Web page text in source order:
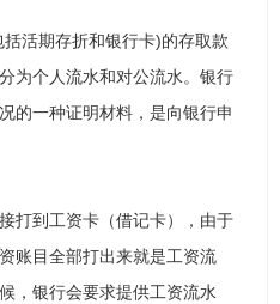
活期存折和银行卡)的存取款
为个人流水和对公流水。银行
的一种证明材料，是向银行申
打到工资卡（借记卡），由于
账目全部打出来就是工资流
，银行会要求提供工资流水